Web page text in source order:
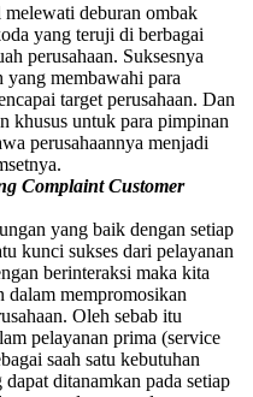
deburan ombak
yang teruji di berbagai
perusahaan. Suksesnya
yang membawahi para
target perusahaan. Dan
khusus untuk para pimpinan
perusahaannya menjadi
Complaint Customer
yang baik dengan setiap
kunci sukses dari pelayanan
berinteraksi maka kita
dalam mempromosikan
Oleh sebab itu
pelayanan prima (service
saah satu kebutuhan
ditanamkan pada setiap